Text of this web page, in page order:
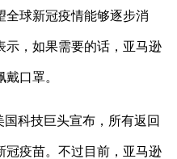
全球新冠疫情能够逐步消
示，如果需要的话，亚马逊
口罩。
国科技巨头宣布，所有返回
冠疫苗。不过目前，亚马逊